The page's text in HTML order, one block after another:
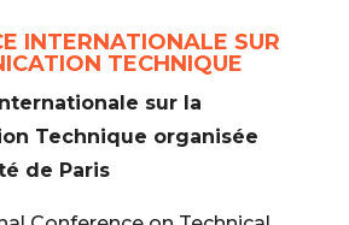
INTERNATIONALE SUR
TECHNIQUE
sur la
Technique organisée
de Paris